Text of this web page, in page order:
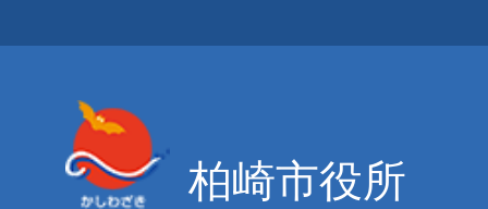
柏崎市役所